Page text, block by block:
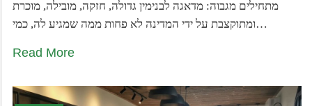
מתחילים מגבוה: מדאגה לבנימין גדולה, חזקה, מובילה, מוכרת
ומתוקצבת על ידי המדינה לא פחות ממה שמגיע לה, כמי…
Read More